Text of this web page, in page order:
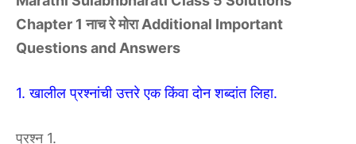
Chapter 1 नाच रे मोरा Additional Important
Questions and Answers
1. खालील प्रश्नांची उत्तरे एक किंवा दोन शब्दांत लिहा.
प्रश्न 1.